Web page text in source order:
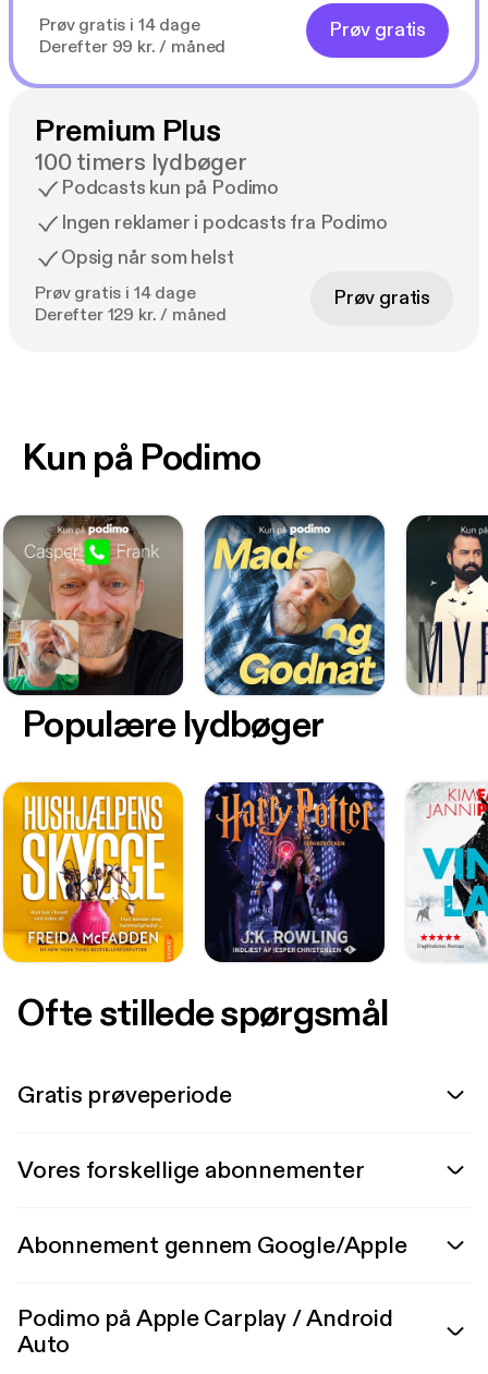
Prøv gratis i 14 dage
Derefter 99 kr. / måned
Prøv gratis
Premium Plus
100 timers lydbøger
Podcasts kun på Podimo
Ingen reklamer i podcasts fra Podimo
Opsig når som helst
Prøv gratis i 14 dage
Derefter 129 kr. / måned
Prøv gratis
Kun på Podimo
Populære lydbøger
Ofte stillede spørgsmål
Gratis prøveperiode
Vores forskellige abonnementer
Abonnement gennem Google/Apple
Podimo på Apple Carplay / Android
Auto